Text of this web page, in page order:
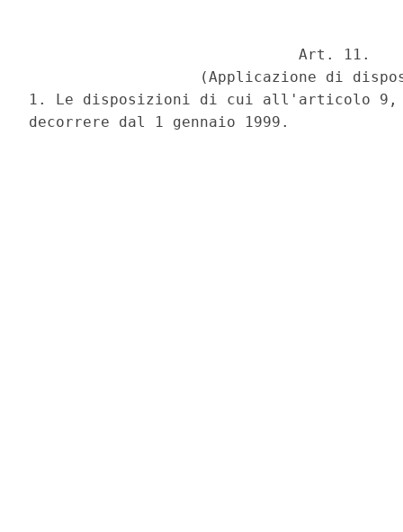
                              Art. 11.
(Applicazione di
1. Le disposizioni di cui all'articolo 9,